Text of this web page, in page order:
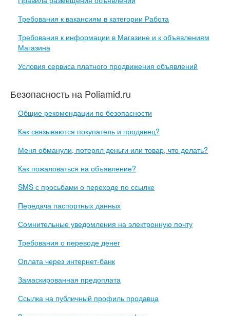
Требования к вакансиям в категории Работа
Требования к информации в Магазине и к объявлениям
Магазина
Условия сервиса платного продвижения объявлений
Безопасность на Poliamid.ru
Общие рекомендации по безопасности
Как связываются покупатель и продавец?
Меня обманули, потерял деньги или товар, что делать?
Как пожаловаться на объявление?
SMS с просьбами о переходе по ссылке
Передача паспортных данных
Сомнительные уведомления на электронную почту
Требования о переводе денег
Оплата через интернет-банк
Замаскированная предоплата
Ссылка на публичный профиль продавца